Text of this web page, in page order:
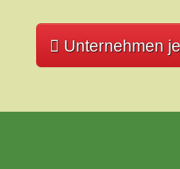
Unternehmen